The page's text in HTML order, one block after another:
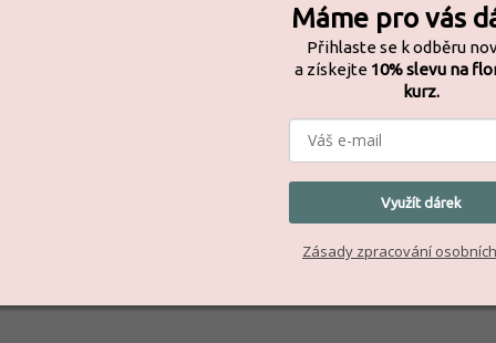
2
Tisk
Máme pro vás
Přihlaste se k odběru
a získejte 10% slevu na
kurz.
Využít dárek
Zásady zpracování